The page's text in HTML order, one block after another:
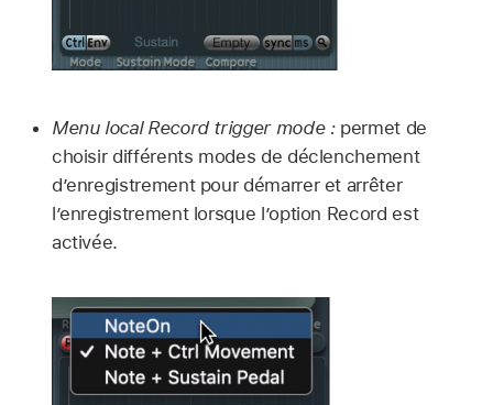
Menu local Record trigger mode :permet de
choisir différents modes de déclenchement
d’enregistrement pour démarrer et arrêter
l’enregistrement lorsque l’option Record est
activée.